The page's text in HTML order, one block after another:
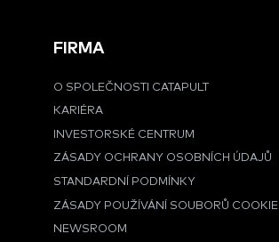
FIRMA
O SPOLEČNOSTI CATAPULT
KARIÉRA
INVESTORSKÉ CENTRUM
ZÁSADY OCHRANY OSOBNÍCH ÚDAJŮ
STANDARDNÍ PODMÍNKY
ZÁSADY POUŽÍVÁNÍ SOUBORŮ COOKIE
NEWSROOM